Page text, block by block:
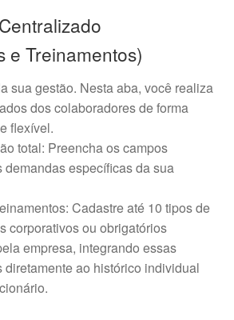
e Treinamentos)
sua gestão. Nesta aba, você realiza
dos colaboradores de forma
flexível.
total: Preencha os campos
demandas específicas da sua
Cadastre até 10 tipos de
corporativos ou obrigatórios
empresa, integrando essas
diretamente ao histórico individual